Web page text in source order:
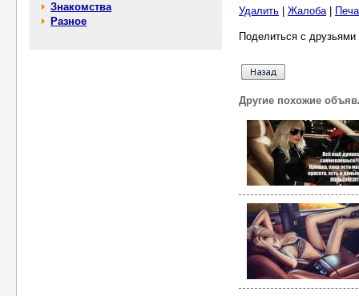
Знакомства
Разное
Удалить Жалоба|
Поделиться с
Другие похожие